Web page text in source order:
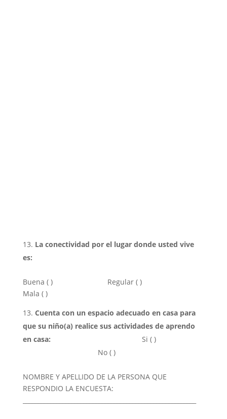
La conectividad por el lugar donde usted vive
es:
Buena ( ) Regular ( )
Mala ( )
Cuenta con un espacio adecuado en casa para
que su niño(a) realice sus actividades de aprendo
en casa:
Si ( )
No ( )
NOMBRE Y APELLIDO DE LA PERSONA QUE
RESPONDIO LA ENCUESTA: